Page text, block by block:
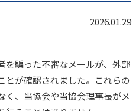
2026.01.29
騙った不審なメールが、外部
とが確認されました。これらの
く、当協会や当協会理事長がメ